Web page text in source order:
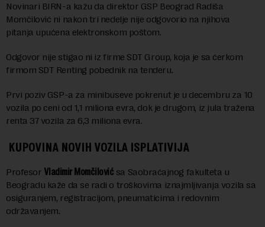
Novinari BIRN-a kažu da direktor GSP Beograd Radiša
Momčilović ni nakon tri nedelje nije odgovorio na njihova
pitanja upućena elektronskom poštom.
Odgovor nije stigao ni iz firme SDT Group, koja je sa ćerkom
firmom SDT Renting pobednik na tenderu.
Prvi poziv GSP-a za minibuseve pokrenut je u decembru za 10
vozila po ceni od 1,1 miliona evra, dok je drugom, iz jula tražena
renta 37 vozila za 6,3 miliona evra.
KUPOVINA NOVIH VOZILA ISPLATIVIJA
Profesor Vladimir Momčilović sa Saobraćajnog fakulteta u
Beogradu kaže da se radi o troškovima iznajmljivanja vozila sa
osiguranjem, registracijom, pneumaticima i redovnim
održavanjem.